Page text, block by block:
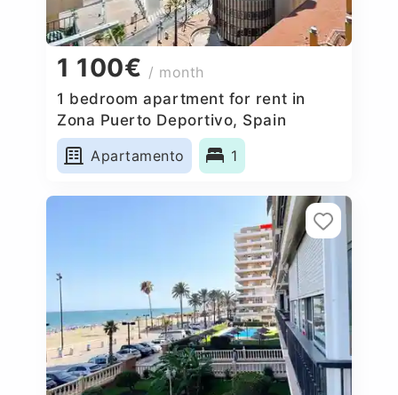
1 100€ / month
1 bedroom apartment for rent in
Zona Puerto Deportivo, Spain
Apartamento
1